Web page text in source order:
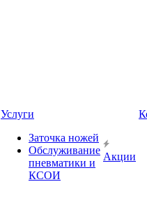
Услуги
Заточка ножей
Обслуживание
пневматики и
КСОИ
Акции